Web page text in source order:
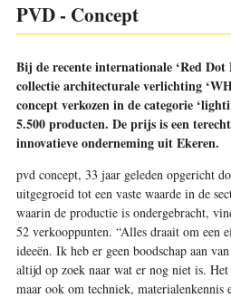
PVD - Concept
Bij de recente internationale ‘Red Dot
collectie architecturale verlichting
concept verkozen in de categorie
5.500 producten. De prijs is een
innovatieve onderneming uit Ekeren.
pvd concept, 33 jaar geleden opgericht
uitgegroeid tot een vaste waarde in de
waarin de productie is ondergebracht,
52 verkooppunten. “Alles draait om een
ideeën. Ik heb er geen boodschap aan
altijd op zoek naar wat er nog niet is.
maar ook om techniek, materialenkennis